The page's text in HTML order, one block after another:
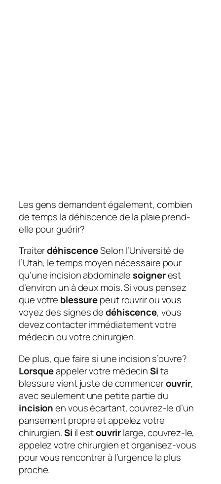
Les gens demandent également, combien
de temps la déhiscence de la plaie prend-
elle pour guérir?
TraiterdéhiscenceSelon l’Université de
l’Utah, le temps moyen nécessaire pour
qu’une incision abdominalesoignerest
d’environ un à deux mois. Si vous pensez
que votre blessurepeut rouvrir ou vous
voyez des signes dedéhiscence, vous
devez contacter immédiatement votre
médecin ou votre chirurgien.
De plus, que faire si une incision s’ouvre?
Lorsqueappeler votre médecinSita
blessure vient juste de commencerouvrir,
avec seulement une petite partie du
incisionen vous écartant, couvrez-le d’un
pansement propre et appelez votre
chirurgien.Si il estouvrirlarge, couvrez-le,
appelez votre chirurgien et organisez-vous
pour vous rencontrer à l’urgence la plus
proche.